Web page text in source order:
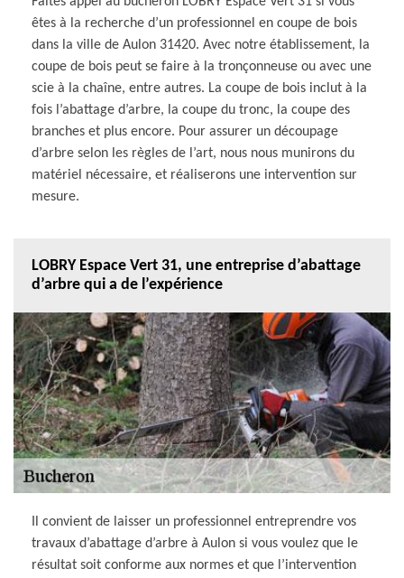
êtes à la recherche d’un professionnel en coupe de bois
dans la ville de Aulon 31420. Avec notre établissement, la
coupe de bois peut se faire à la tronçonneuse ou avec une
scie à la chaîne, entre autres. La coupe de bois inclut à la
fois l’abattage d’arbre, la coupe du tronc, la coupe des
branches et plus encore. Pour assurer un découpage
d’arbre selon les règles de l’art, nous nous munirons du
matériel nécessaire, et réaliserons une intervention sur
mesure.
LOBRY Espace Vert 31, une entreprise d’abattage
d’arbre qui a de l’expérience
Il convient de laisser un professionnel entreprendre vos
travaux d’abattage d’arbre à Aulon si vous voulez que le
résultat soit conforme aux normes et que l’intervention